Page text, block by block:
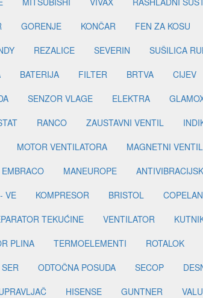
GORENJE KONČAR FEN ZA KOSU
REZALICE SEVERIN SUŠILICA
BATERIJA FILTER BRTVA CIJEV
SENZOR VLAGE ELEKTRA
RANCO ZAUSTAVNI VENTIL
MOTOR VENTILATORA MAGNETNI
EMBRACO MANEUROPE
VE KOMPRESOR BRISTOL
TEKUĆINE VENTILATOR
PLINA TERMOELEMENTI ROTALOK
SER ODTOČNA POSUDA SECOP
HISENSE GUNTNER